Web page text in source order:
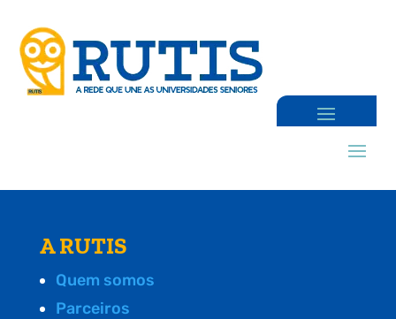
A RUTIS
Quem somos
Parceiros